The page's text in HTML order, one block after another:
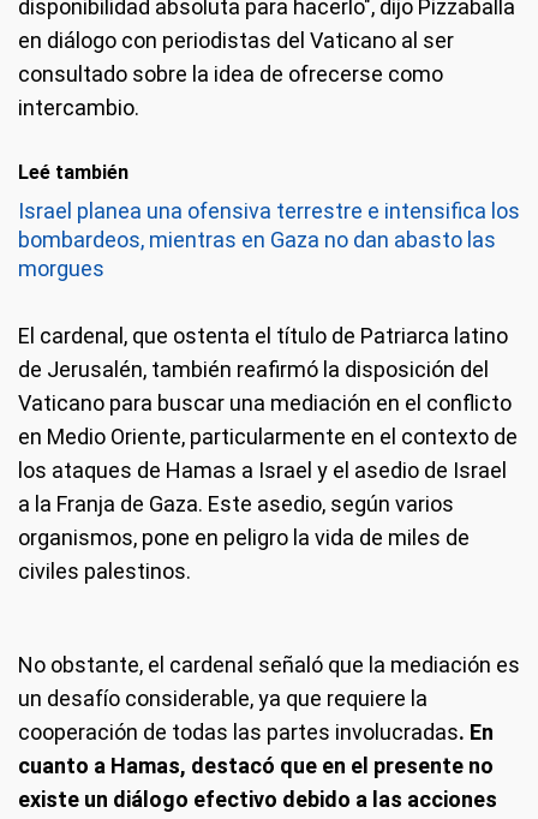
disponibilidad absoluta para hacerlo", dijo Pizzaballa
en diálogo con periodistas del Vaticano al ser
consultado sobre la idea de ofrecerse como
intercambio.
Leé también
Israel planea una ofensiva terrestre e intensifica los
bombardeos, mientras en Gaza no dan abasto las
morgues
El cardenal, que ostenta el título de Patriarca latino
de Jerusalén, también reafirmó la disposición del
Vaticano para buscar una mediación en el conflicto
en Medio Oriente, particularmente en el contexto de
los ataques de Hamas a Israel y el asedio de Israel
a la Franja de Gaza. Este asedio, según varios
organismos, pone en peligro la vida de miles de
civiles palestinos.
No obstante, el cardenal señaló que la mediación es
un desafío considerable, ya que requiere la
cooperación de todas las partes involucradas. En
cuanto a Hamas, destacó que en el presente no
existe un diálogo efectivo debido a las acciones